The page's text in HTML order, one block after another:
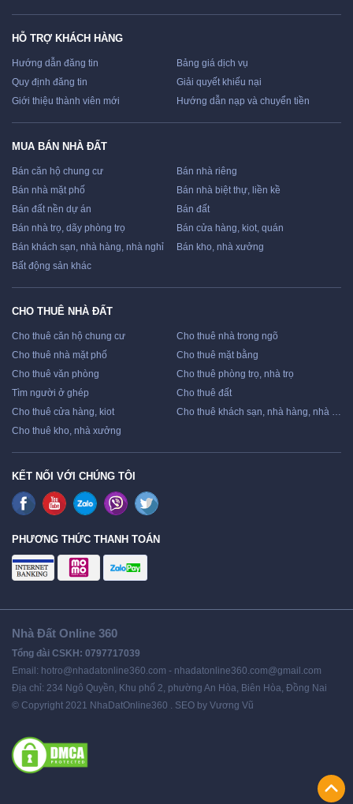
HỖ TRỢ KHÁCH HÀNG
Hướng dẫn đăng tin
Bảng giá dịch vụ
Quy định đăng tin
Giải quyết khiếu nại
Giới thiệu thành viên mới
Hướng dẫn nạp và chuyển tiền
MUA BÁN NHÀ ĐẤT
Bán căn hộ chung cư
Bán nhà riêng
Bán nhà mặt phố
Bán nhà biệt thự, liền kề
Bán đất nền dự án
Bán đất
Bán nhà trọ, dãy phòng trọ
Bán cửa hàng, kiot, quán
Bán khách sạn, nhà hàng, nhà nghỉ
Bán kho, nhà xưởng
Bất động sản khác
CHO THUÊ NHÀ ĐẤT
Cho thuê căn hộ chung cư
Cho thuê nhà trong ngõ
Cho thuê nhà mặt phố
Cho thuê mặt bằng
Cho thuê văn phòng
Cho thuê phòng trọ, nhà trọ
Tìm người ở ghép
Cho thuê đất
Cho thuê cửa hàng, kiot
Cho thuê khách sạn, nhà hàng, nhà nghỉ
Cho thuê kho, nhà xưởng
KẾT NỐI VỚI CHÚNG TÔI
PHƯƠNG THỨC THANH TOÁN
Nhà Đất Online 360
Tổng đài CSKH: 0797717039
Email: hotro@nhadatonline360.com - nhadatonline360.com@gmail.com
Địa chỉ: 234 Ngô Quyền, Khu phố 2, phường An Hòa, Biên Hòa, Đồng Nai
© Copyright 2021 NhaDatOnline360 . SEO by Vương Vũ